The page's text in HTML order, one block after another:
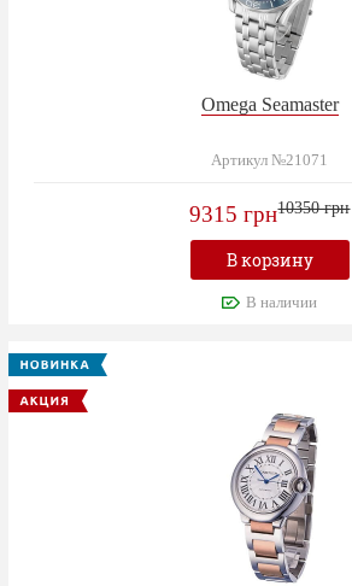
Omega Seamaster
Артикул №21071
9315 грн10350 грн
В корзину
В наличии